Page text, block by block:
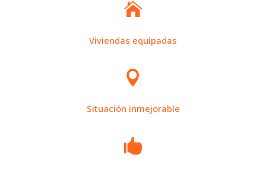

Viviendas equipadas

Situación inmejorable
